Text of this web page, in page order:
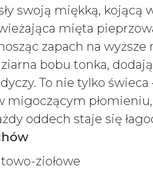
swoją miękką, kojącą
mięta
zapach na wyższe
bobu tonka,
To nie tylko
migoczącym
oddech staje się
ziołowe